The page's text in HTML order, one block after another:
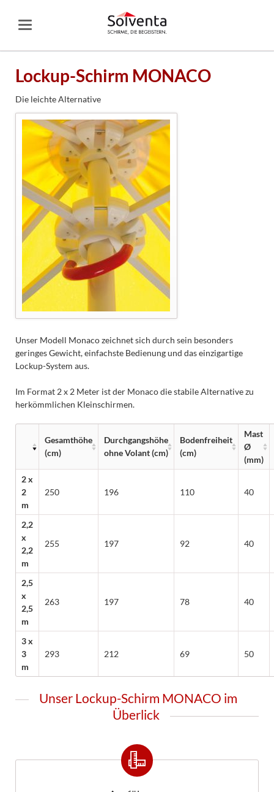
Lockup-Schirm MONACO
Die leichte Alternative
Unser Modell Monaco zeichnet sich durch sein besonders
geringes Gewicht, einfachste Bedienung und das einzigartige
Lockup-System aus.
Im Format 2 x 2 Meter ist der Monaco die stabile Alternative zu
herkömmlichen Kleinschirmen.
Gesamthöhe
(cm)
Durchgangshöhe
ohne Volant (cm)
Bodenfreiheit
(cm)
Mast
Ø
(mm)
2 x
2
m
250 196 110 40
2,2
x
2,2
m
255 197 92 40
2,5
x
2,5
m
263 197 78 40
3 x
3
m
293 212 69 50
Unser Lockup-Schirm MONACO im
Überlick